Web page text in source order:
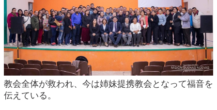
教会全体が救われ、今は姉妹提携教会となって福音を
伝えている。